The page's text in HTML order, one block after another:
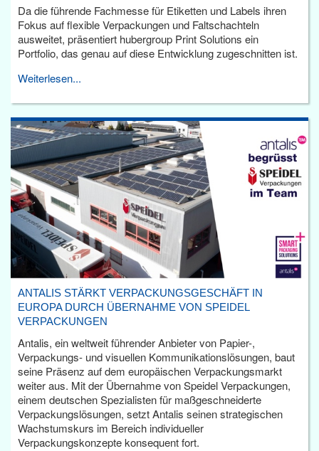
Da die führende Fachmesse für Etiketten und Labels ihren
Fokus auf flexible Verpackungen und Faltschachteln
ausweitet, präsentiert hubergroup Print Solutions ein
Portfolio, das genau auf diese Entwicklung zugeschnitten ist.
Weiterlesen...
ANTALIS STÄRKT VERPACKUNGSGESCHÄFT IN
EUROPA DURCH ÜBERNAHME VON SPEIDEL
VERPACKUNGEN
Antalis, ein weltweit führender Anbieter von Papier-,
Verpackungs- und visuellen Kommunikationslösungen, baut
seine Präsenz auf dem europäischen Verpackungsmarkt
weiter aus. Mit der Übernahme von Speidel Verpackungen,
einem deutschen Spezialisten für maßgeschneiderte
Verpackungslösungen, setzt Antalis seinen strategischen
Wachstumskurs im Bereich individueller
Verpackungskonzepte konsequent fort.